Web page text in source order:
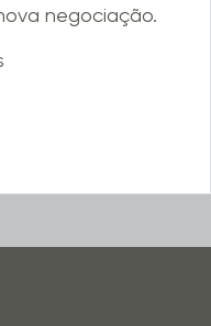
negociação.